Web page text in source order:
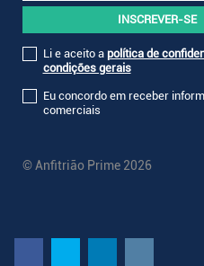
Li e aceito a política de
condições gerais
Eu concordo em receber
comerciais
© Anfitrião Prime 2026